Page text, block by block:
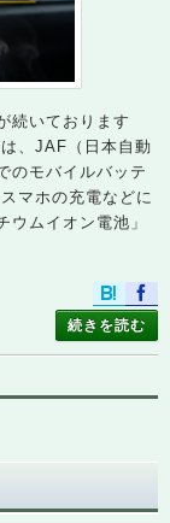
続いております
、JAF（日本自動
のモバイルバッテ
マホの充電などに
ムイオン電池」
続きを読む